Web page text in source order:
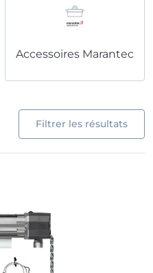
Accessoires Marantec
Filtrer les résultats